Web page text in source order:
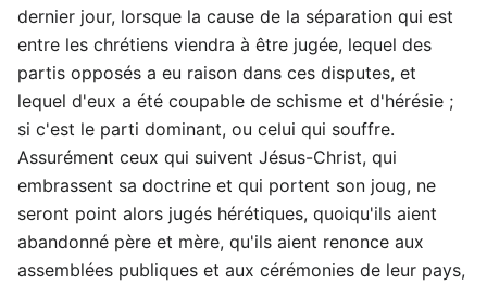
dernier jour, lorsque la cause de la séparation qui est
entre les chrétiens viendra à être jugée, lequel des
partis opposés a eu raison dans ces disputes, et
lequel d'eux a été coupable de schisme et d'hérésie ;
si c'est le parti dominant, ou celui qui souffre.
Assurément ceux qui suivent Jésus-Christ, qui
embrassent sa doctrine et qui portent son joug, ne
seront point alors jugés hérétiques, quoiqu'ils aient
abandonné père et mère, qu'ils aient renonce aux
assemblées publiques et aux cérémonies de leur pays,